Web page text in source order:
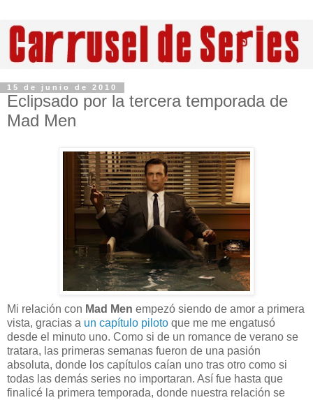
15 de junio de 2010
Eclipsado por la tercera temporada de
Mad Men
Mi relación con Mad Men empezó siendo de amor a primera
vista, gracias a un capítulo piloto que me me engatusó
desde el minuto uno. Como si de un romance de verano se
tratara, las primeras semanas fueron de una pasión
absoluta, donde los capítulos caían uno tras otro como si
todas las demás series no importaran. Así fue hasta que
finalicé la primera temporada, donde nuestra relación se